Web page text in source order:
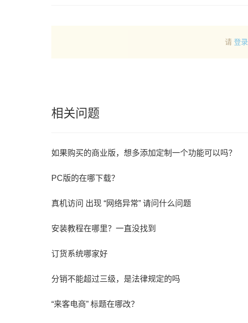
请 登录
相关问题
如果购买的商业版，想多添加定制一个功能可以吗？
PC版的在哪下载？
真机访问 出现 “网络异常” 请问什么问题
安装教程在哪里？一直没找到
订货系统哪家好
分销不能超过三级，是法律规定的吗
“来客电商” 标题在哪改？